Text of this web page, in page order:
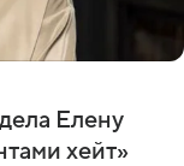
Елену
хейт»